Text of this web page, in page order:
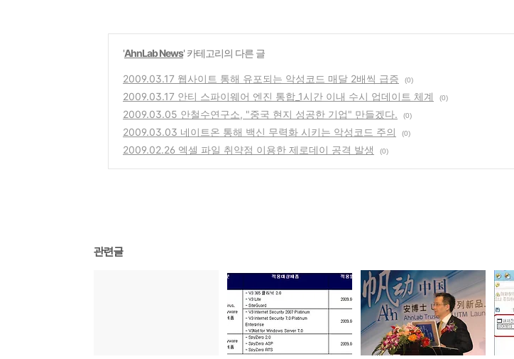
'AhnLab News' 카테고리의 다른 글
2009.03.17 웹사이트 통해 유포되는 악성코드 매달 2배씩 급증 (0)
2009.03.17 안티 스파이웨어 엔진 통합_1시간 이내 수시 업데이트 체계 (0)
2009.03.05 안철수연구소, "중국 현지 성공한 기업" 만들겠다. (0)
2009.03.03 네이트온 통해 백신 무력화 시키는 악성코드 주의 (0)
2009.02.26 엑셀 파일 취약점 이용한 제로데이 공격 발생 (0)
관련글